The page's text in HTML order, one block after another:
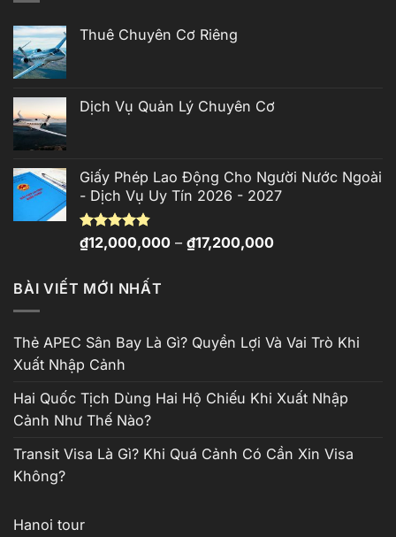
Thuê Chuyên Cơ Riêng
Dịch Vụ Quản Lý Chuyên Cơ
Giấy Phép Lao Động Cho Người Nước Ngoài
- Dịch Vụ Uy Tín 2026 - 2027
Được xếp
hạng
4.81
₫12,000,000 – ₫17,200,000Khoảng
₫17,200,000
BÀI VIẾT MỚI NHẤT
Thẻ APEC Sân Bay Là Gì? Quyền Lợi Và Vai Trò Khi
Xuất Nhập Cảnh
Hai Quốc Tịch Dùng Hai Hộ Chiếu Khi Xuất Nhập
Cảnh Như Thế Nào?
Transit Visa Là Gì? Khi Quá Cảnh Có Cần Xin Visa
Không?
Hanoi tour